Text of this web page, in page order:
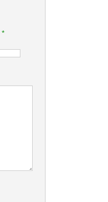
*